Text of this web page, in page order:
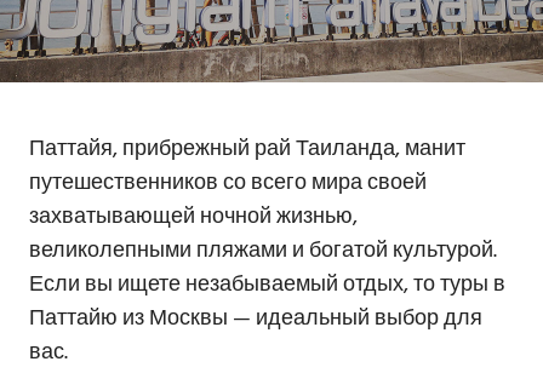
Паттайя, прибрежный рай Таиланда, манит
путешественников со всего мира своей
захватывающей ночной жизнью,
великолепными пляжами и богатой культурой.
Если вы ищете незабываемый отдых, то туры в
Паттайю из Москвы — идеальный выбор для
вас.